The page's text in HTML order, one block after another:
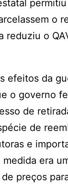
o
reduziu o
efeitos da
o governo
de
de
e
era
preços